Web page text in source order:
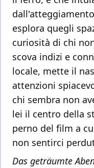
esplora quegli
curiosità di chi
scova indizi e
locale, mette il
attenzioni
chi sembra non
lei il centro della
perno del film a
non sentirci
Das geträumte